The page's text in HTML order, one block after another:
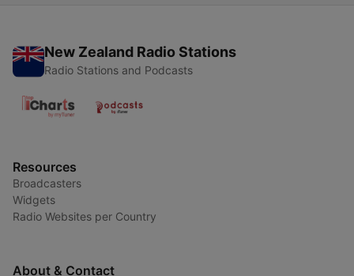
New Zealand Radio Stations
Radio Stations and Podcasts
Resources
Broadcasters
Widgets
Radio Websites per Country
About & Contact